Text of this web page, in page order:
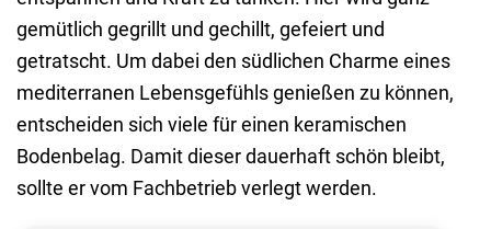
gemütlich gegrillt und gechillt, gefeiert und
getratscht. Um dabei den südlichen Charme eines
mediterranen Lebensgefühls genießen zu können,
entscheiden sich viele für einen keramischen
Bodenbelag. Damit dieser dauerhaft schön bleibt,
sollte er vom Fachbetrieb verlegt werden.